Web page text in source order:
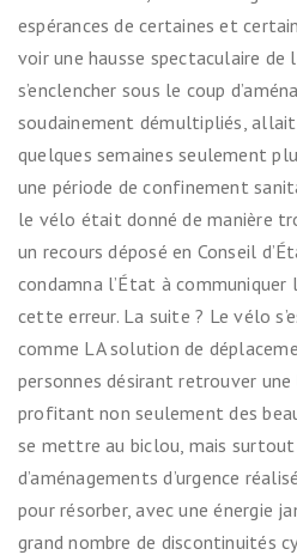
espérances de certaines et
voir une hausse spectaculaire de
s’enclencher sous le coup
soudainement démultipliés,
quelques semaines seulement
une période de confinement
le vélo était donné de manière
un recours déposé en Conseil
condamna l’État à
cette erreur. La suite ? Le vélo
comme LA solution de
personnes désirant retrouver
profitant non seulement des
se mettre au biclou, mais surtout
d’aménagements d’urgence
pour résorber, avec une énergie
grand nombre de discontinuités